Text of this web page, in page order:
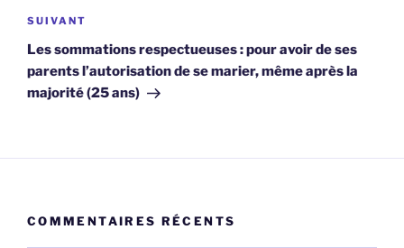
Article
suivant
SUIVANT
Les sommations respectueuses : pour avoir de ses
parents l’autorisation de se marier, même après la
majorité (25 ans)
COMMENTAIRES RÉCENTS